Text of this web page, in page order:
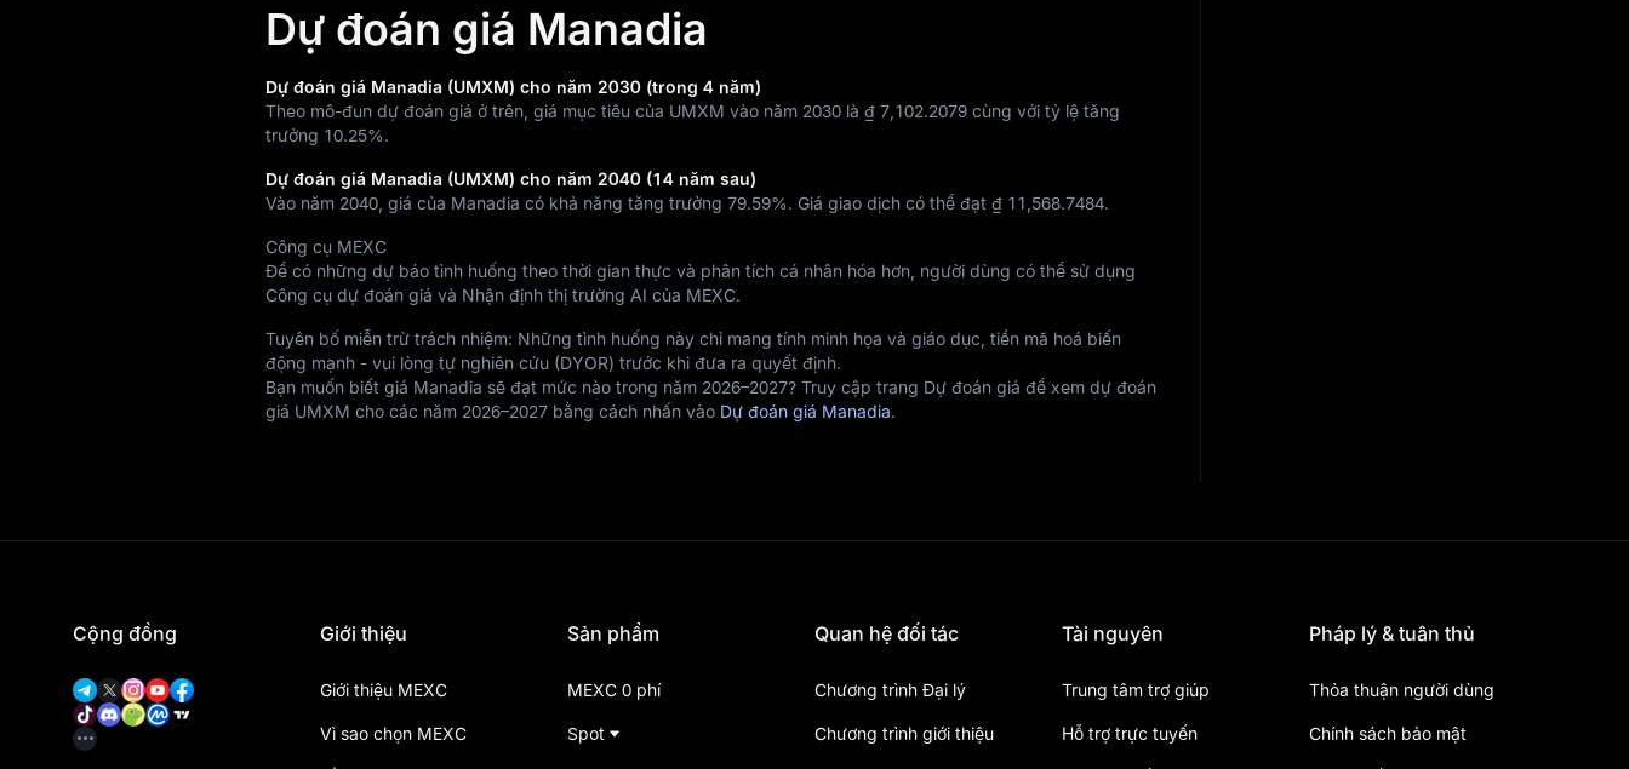
Dự đoán giá Manadia
Dự đoán giá Manadia (UMXM) cho năm 2030 (trong 4 năm)
Theo mô-đun dự đoán giá ở trên, giá mục tiêu của UMXM vào năm 2030 là ₫ 7,102.2079 cùng với tỷ lệ tăng
trưởng 10.25%.
Dự đoán giá Manadia (UMXM) cho năm 2040 (14 năm sau)
Vào năm 2040, giá của Manadia có khả năng tăng trưởng 79.59%. Giá giao dịch có thể đạt ₫ 11,568.7484.
Công cụ MEXC
Để có những dự báo tình huống theo thời gian thực và phân tích cá nhân hóa hơn, người dùng có thể sử dụng
Công cụ dự đoán giá và Nhận định thị trường AI của MEXC.
Tuyên bố miễn trừ trách nhiệm: Những tình huống này chỉ mang tính minh họa và giáo dục, tiền mã hoá biến
động mạnh - vui lòng tự nghiên cứu (DYOR) trước khi đưa ra quyết định.
Bạn muốn biết giá Manadia sẽ đạt mức nào trong năm 2026–2027? Truy cập trang Dự đoán giá để xem dự đoán
giá UMXM cho các năm 2026–2027 bằng cách nhấn vào Dự đoán giá Manadia.
Cộng đồng Giới thiệu
Giới thiệu MEXC
Vì sao chọn MEXC
Sản phẩm
MEXC 0 phí
Spot
Quan hệ đối tác
Chương trình Đại lý
Chương trình giới thiệu
Tài nguyên
Trung tâm trợ giúp
Hỗ trợ trực tuyến
Pháp lý & tuân thủ
Thỏa thuận người dùng
Chính sách bảo mật